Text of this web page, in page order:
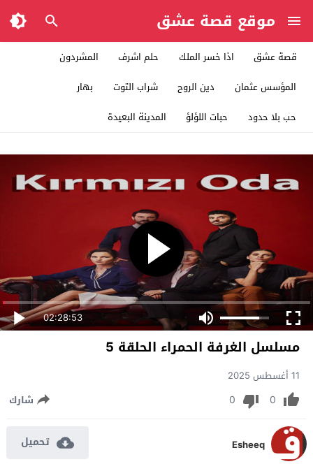
موقع قصة عشق
قصة عشق اذا خسر الملك حلم اشرف
المشردون
المؤسس عثمان
دين الروح شراب التوت
بهار
حب بلا حدود
حبات اللؤلؤ المدينة البعيدة
02:28:53
مسلسل الغرفة الحمراء الحلقة 5
11 أغسطس 2025
0
0 شارك
Esheeq تحميل